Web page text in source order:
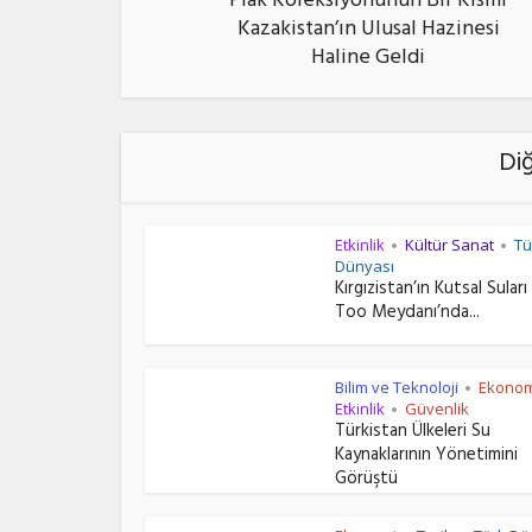
Kazakistan’ın Ulusal Hazinesi
Haline Geldi
Etkinlik • Kültür Sanat •
Dünyası
Kırgızistan’ın Kutsal
Too Meydanı’nda...
Bilim ve Teknoloji •
Etkinlik • Güvenlik
Türkistan Ülkeleri Su
Kaynaklarının Yönetimini
Görüştü